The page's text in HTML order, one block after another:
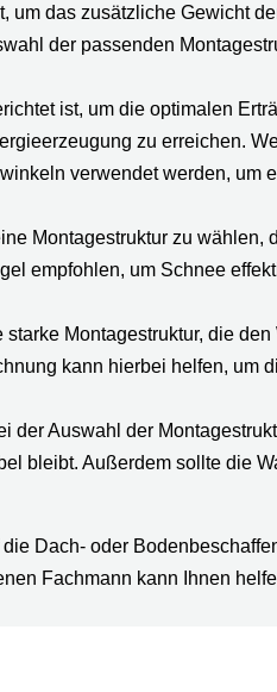
das zusätzliche Gewicht
der passenden
ist, um die optimalen
zu erreichen.
verwendet werden, um
Montagestruktur zu wählen,
empfohlen, um Schnee
Montagestruktur, die
kann hierbei helfen, um
Auswahl der
bleibt. Außerdem sollte die
Dach- oder
Fachmann kann Ihnen